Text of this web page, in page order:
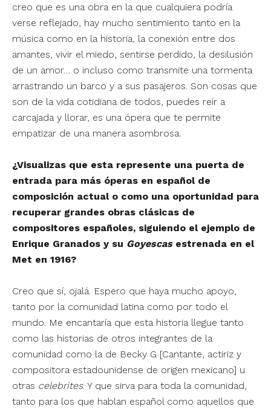
creo que es una obra en la que cualquiera podría
verse reflejado, hay mucho sentimiento tanto en la
música como en la historia, la conexión entre dos
amantes, vivir el miedo, sentirse perdido, la desilusión
de un amor… o incluso como transmite una tormenta
arrastrando un barco y a sus pasajeros. Son cosas que
son de la vida cotidiana de todos, puedes reír a
carcajada y llorar, es una ópera que te permite
empatizar de una manera asombrosa.
¿Visualizas que esta represente una puerta de
entrada para más óperas en español de
composición actual o como una oportunidad para
recuperar grandes obras clásicas de
compositores españoles, siguiendo el ejemplo de
Enrique Granados y su Goyescasestrenada en el
Met en 1916?
Creo que sí, ojalá. Espero que haya mucho apoyo,
tanto por la comunidad latina como por todo el
mundo. Me encantaría que esta historia llegue tanto
como las historias de otros integrantes de la
comunidad como la de Becky G [Cantante, actiriz y
compositora estadounidense de origen mexicano] u
otras celebrites. Y que sirva para toda la comunidad,
tanto para los que hablan español como aquellos que